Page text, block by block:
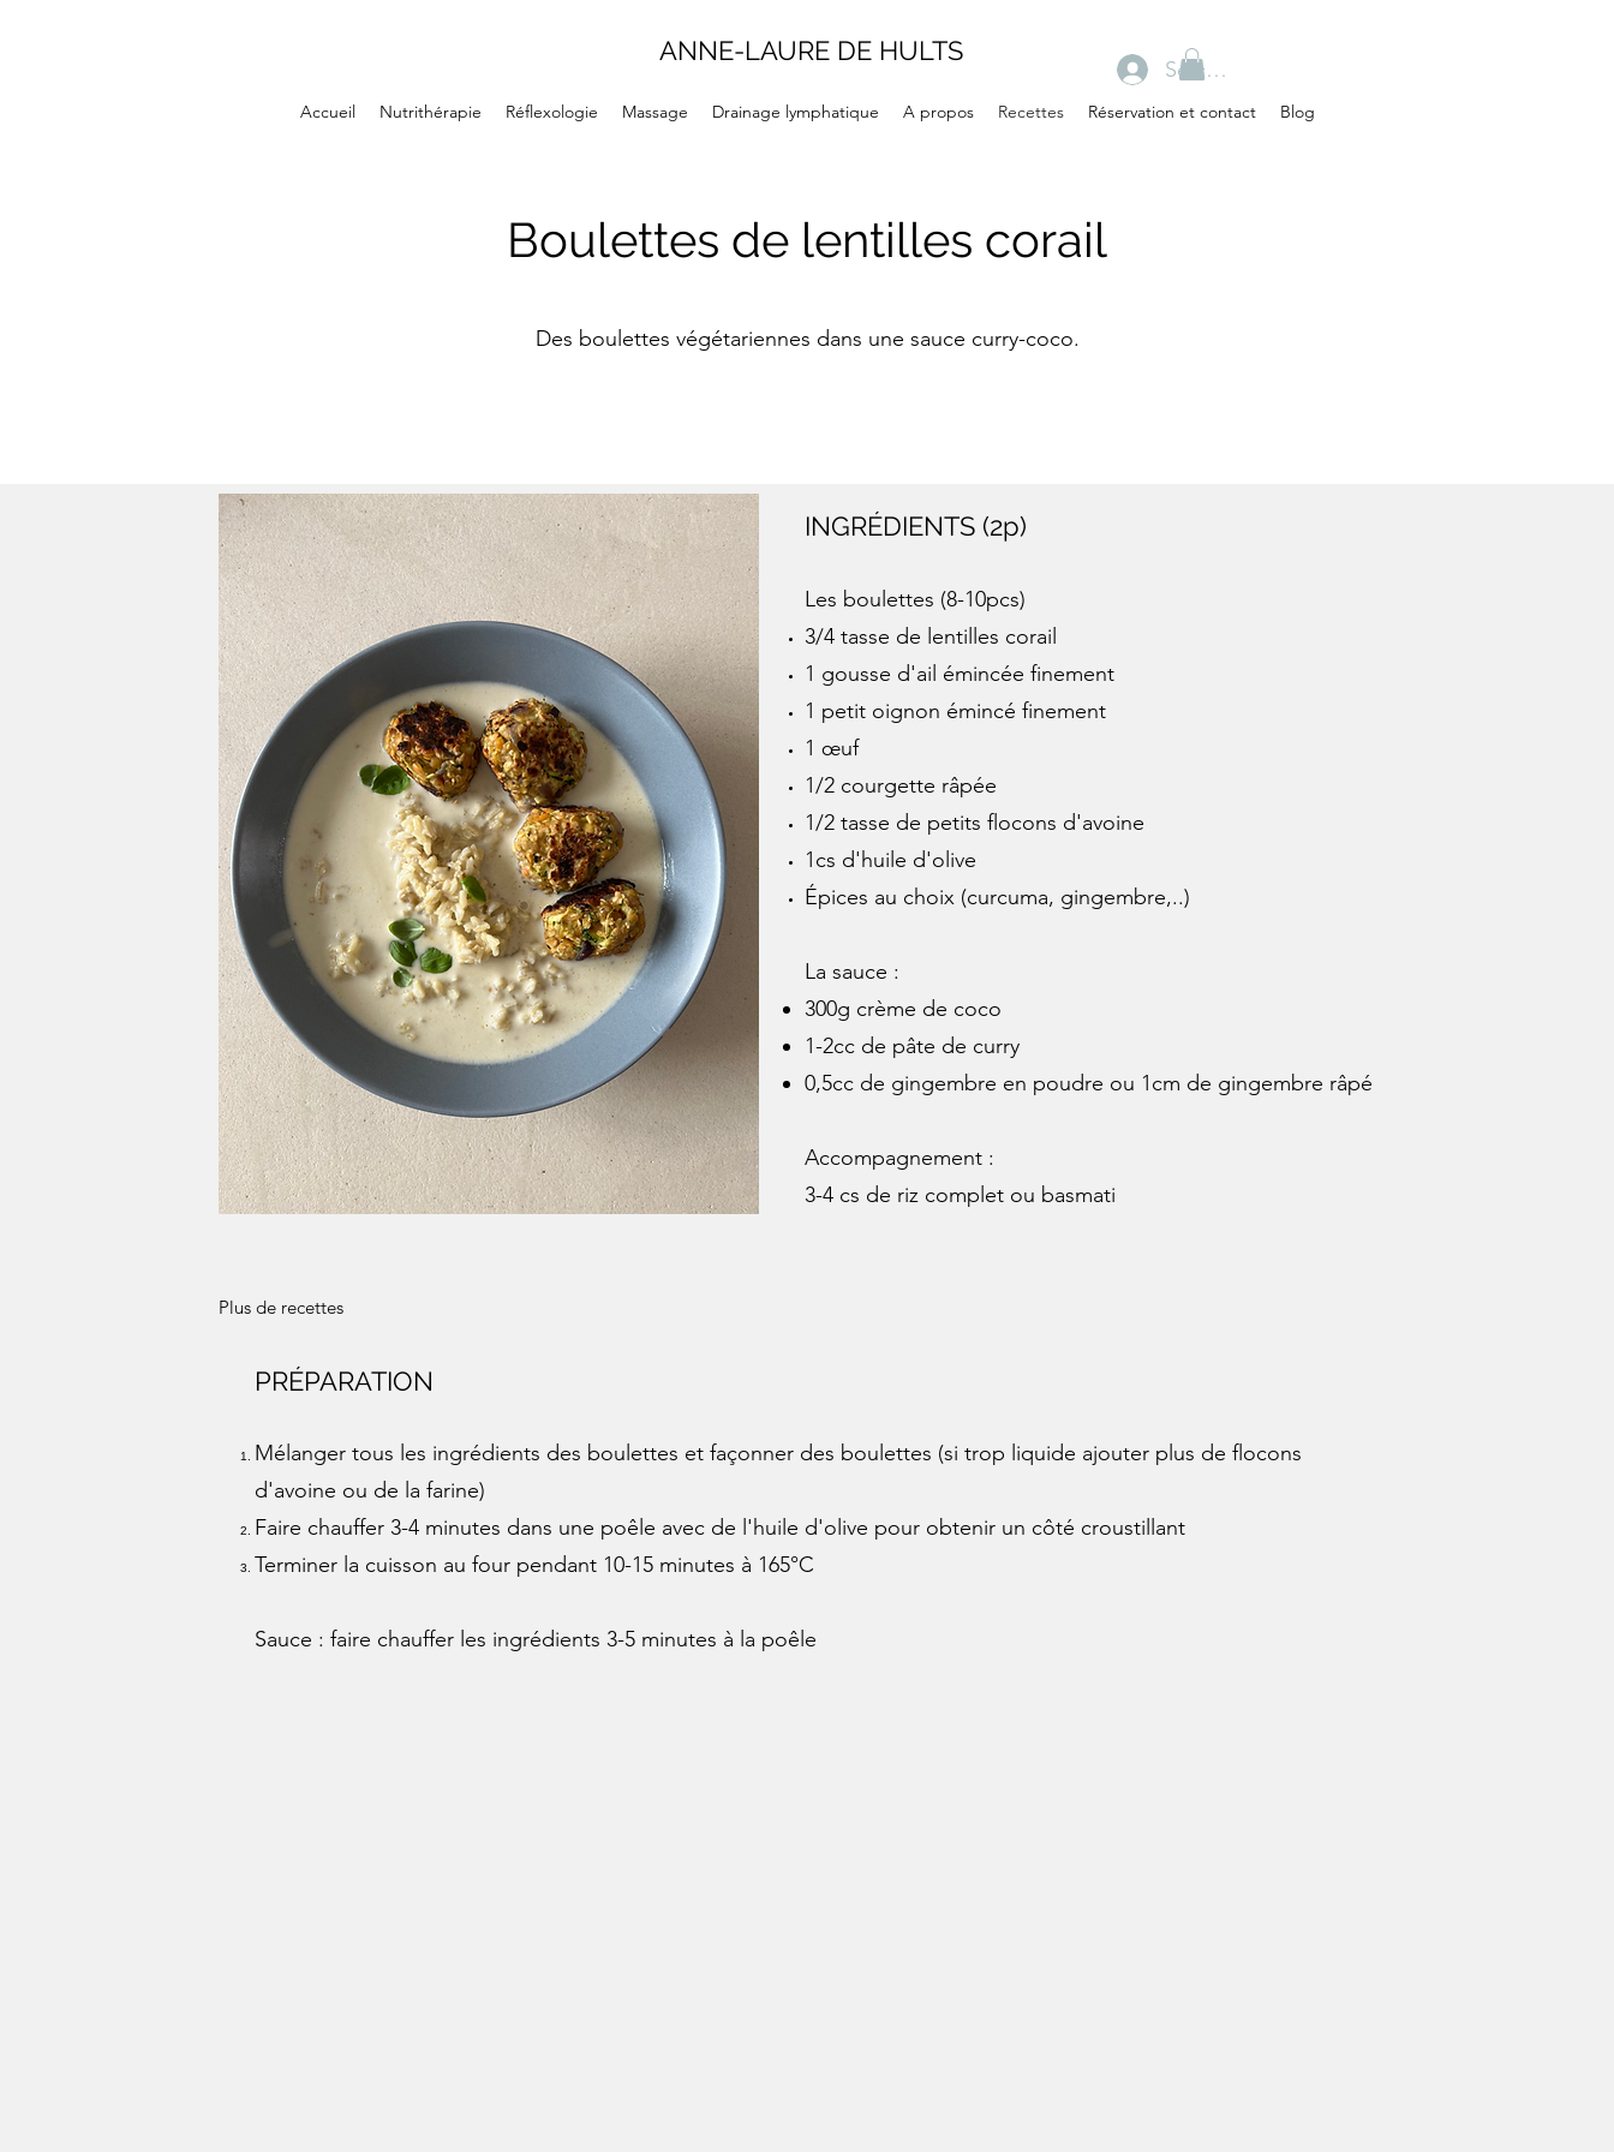
ANNE-LAURE DE HULTS
Accueil Nutrithérapie Réflexologie Massage Drainage lymphatique A propos Recettes Réservation et contact Blog
Se connecter
Boulettes de lentilles corail
Des boulettes végétariennes dans une sauce curry-coco.
INGRÉDIENTS (2p)
​Les boulettes (8-10pcs)
3/4 tasse de lentilles corail
1 gousse d'ail émincée finement
1 petit oignon émincé finement
1 œuf
1/2 courgette râpée
1/2 tasse de petits flocons d'avoine
1cs d'huile d'olive
Épices au choix (curcuma, gingembre,..)
La sauce :
300g crème de coco
1-2cc de pâte de curry
0,5cc de gingembre en poudre ou 1cm de gingembre râpé
Accompagnement :
3-4 cs de riz complet ou basmati
Plus de recettes
PRÉPARATION
Mélanger tous les ingrédients des boulettes et façonner des boulettes (si trop liquide ajouter plus de flocons
d'avoine ou de la farine)
Faire chauffer 3-4 minutes dans une poêle avec de l'huile d'olive pour obtenir un côté croustillant
Terminer la cuisson au four pendant 10-15 minutes à 165°C
Sauce : faire chauffer les ingrédients 3-5 minutes à la poêle